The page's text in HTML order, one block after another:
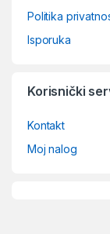
Politika
Isporuka
Korisnički
Kontakt
Moj nalog